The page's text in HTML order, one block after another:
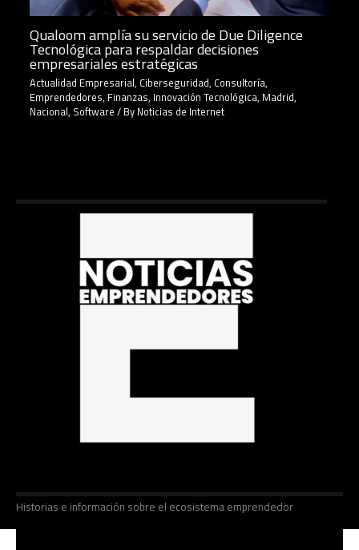
Qualoom amplía su servicio de Due Diligence
Tecnológica para respaldar decisiones
empresariales estratégicas
Actualidad Empresarial, Ciberseguridad, Consultoría,
Emprendedores, Finanzas, Innovación Tecnológica, Madrid,
Nacional, Software/ ByNoticias de Internet
Historias e información sobre el ecosistema emprendedor